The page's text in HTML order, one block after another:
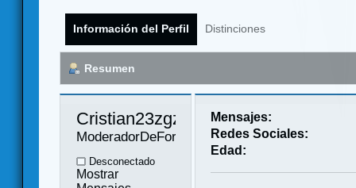
Información del Perfil Distinciones
Resumen
ModeradorDeForo
Desconectado
Mostrar
Mensajes:
Redes Sociales:
Edad: